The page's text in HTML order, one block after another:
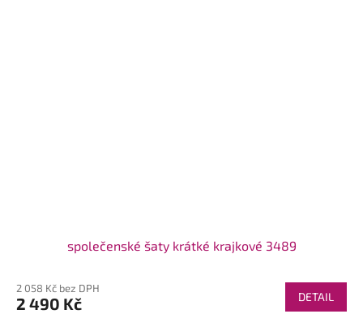
společenské šaty krátké krajkové 3489
2 058 Kč bez DPH
2 490 Kč DETAIL